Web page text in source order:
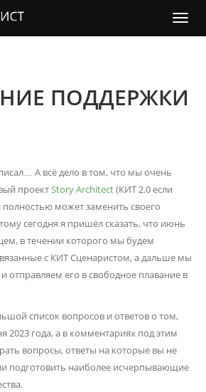
ПОДДЕРЖКИ
А всё дело в том, что мы очень
проектStory Architect(КИТ 2.0 если
может заменить своего
сегодня я пришёл сказать, что июнь
в течении которого мы будем
с КИТ Сценаристом, а дальше мы
отправляем его в свободное плавание в
список вопросов и ответов о том,
2023 года, а в комментариях под этим
вопросы, ответы на которые вы не
подготовить наиболее исчерпывающие